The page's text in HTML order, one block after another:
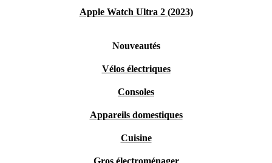
Apple Watch Ultra 2 (2023)
Nouveautés
Vélos électriques
Consoles
Appareils domestiques
Cuisine
Gros électroménager